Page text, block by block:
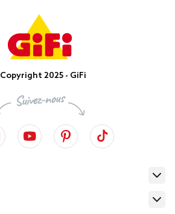
Copyright 2025 - GiFi